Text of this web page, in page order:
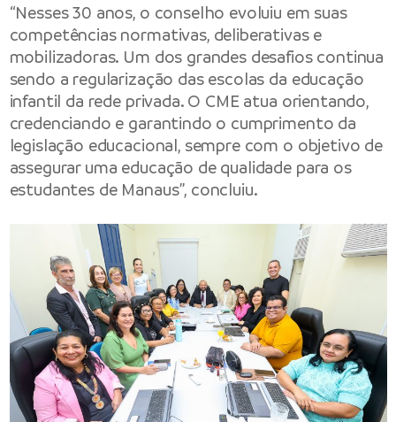
“Nesses 30 anos, o conselho evoluiu em suas
competências normativas, deliberativas e
mobilizadoras. Um dos grandes desafios continua
sendo a regularização das escolas da educação
infantil da rede privada. O CME atua orientando,
credenciando e garantindo o cumprimento da
legislação educacional, sempre com o objetivo de
assegurar uma educação de qualidade para os
estudantes de Manaus”, concluiu.